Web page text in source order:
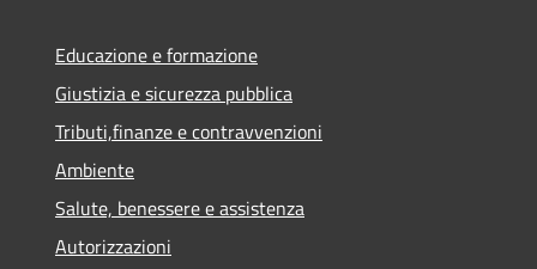
Educazione e formazione
Giustizia e sicurezza pubblica
Tributi,finanze e contravvenzioni
Ambiente
Salute, benessere e assistenza
Autorizzazioni